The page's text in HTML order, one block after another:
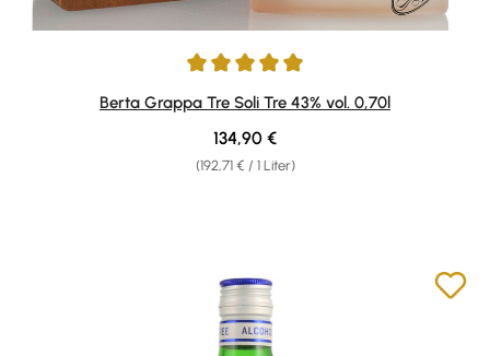
Durchschnittliche Bewertung von 5 von 5 Sternen
Berta Grappa Tre Soli Tre 43% vol. 0,70l
(192,71 € / 1 Liter)
Regulärer Preis:
134,90 €